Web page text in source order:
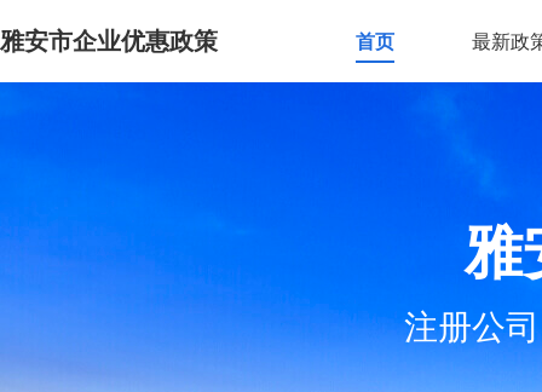
雅安市企业优惠政策 首页 最新政
雅
注册公